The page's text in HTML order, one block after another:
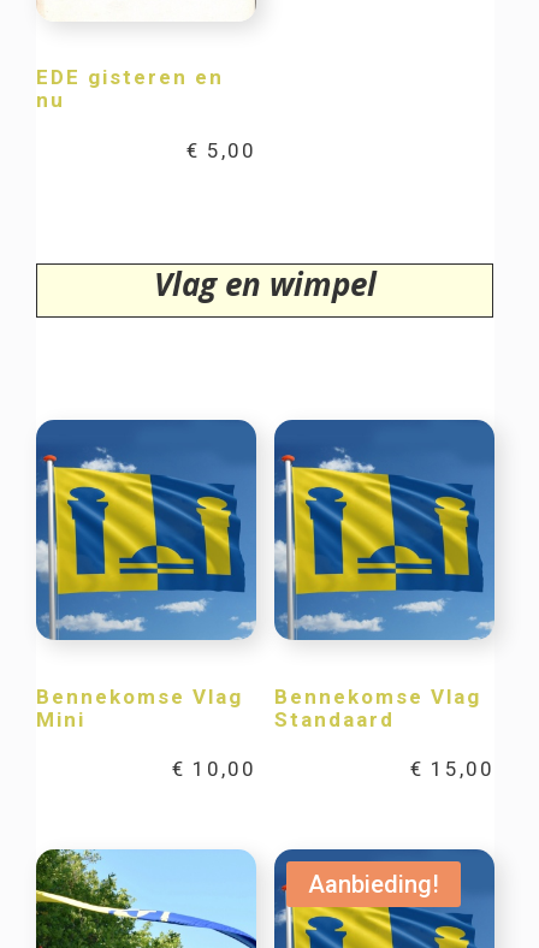
EDE gisteren en
nu
€ 5,00
Vlag en wimpel
Bennekomse Vlag
Mini
€ 10,00
Bennekomse Vlag
Standaard
€ 15,00
Aanbieding!